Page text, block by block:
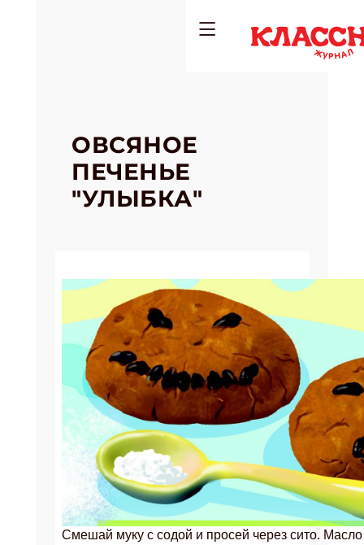
ОВСЯНОЕ
ПЕЧЕНЬЕ
"УЛЫБКА"
Смешай муку с содой и просей через сито.